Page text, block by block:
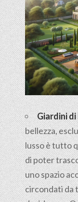
Giardini di
bellezza,
lusso è tutto
di poter
uno spazio
circondati da